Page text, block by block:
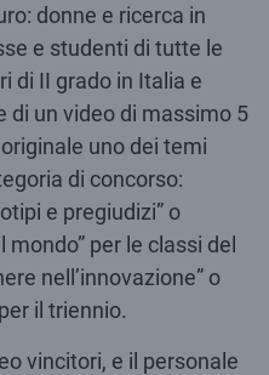
donne e ricerca in
e studenti di tutte le
di II grado in Italia e
di un video di massimo 5
uno dei temi
di concorso:
e pregiudizi” o
per le classi del
nell’innovazione” o
il triennio.
vincitori, e il personale